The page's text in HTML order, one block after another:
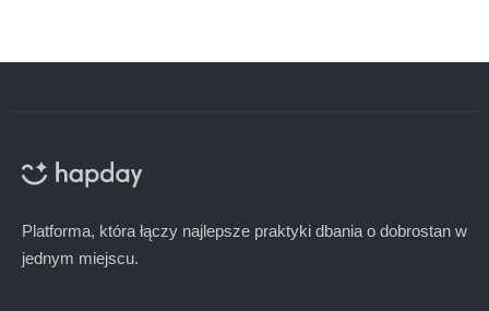
Platforma, która łączy najlepsze praktyki dbania o dobrostan w
jednym miejscu.